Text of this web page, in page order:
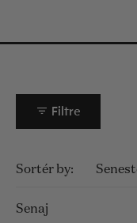
Filtre
Sortér
Senaj